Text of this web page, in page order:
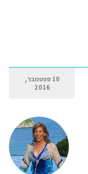
10 ספטמבר,
2016